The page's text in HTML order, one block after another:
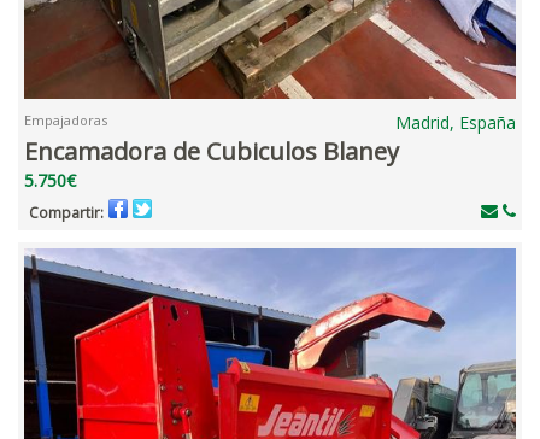
Empajadoras Madrid, España
Encamadora de Cubiculos Blaney
5.750€
Compartir: